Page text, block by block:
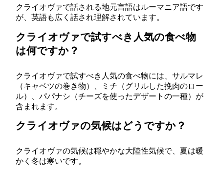
クライオヴァで話される地元言語はルーマニア語です
が、英語も広く話され理解されています。
クライオヴァで試すべき人気の食べ物
は何ですか？
クライオヴァで試すべき人気の食べ物には、サルマレ
（キャベツの巻き物）、ミチ（グリルした挽肉のロー
ル）、パパナシ（チーズを使ったデザートの一種）が
含まれます。
クライオヴァの気候はどうですか？
クライオヴァの気候は穏やかな大陸性気候で、夏は暖
かく冬は寒いです。